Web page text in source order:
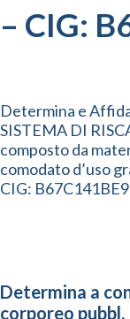
– CIG:
Determina e
SISTEMA DI
composto da
comodato d’uso
CIG: B67C141BE9
Determina a
corporeo pubbl.